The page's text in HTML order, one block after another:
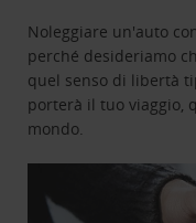
Noleggiare un'auto
perché desideriamo
quel senso di libertà
porterà il tuo viaggio,
mondo.